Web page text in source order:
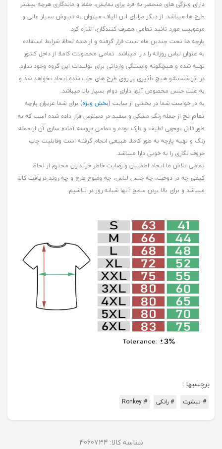
دارای ویژگی های منحصر به فرد برای نمایش، حفظ و ماندگاری هرچه بیشتر
طرح ها میباشد. از دیگر مزایای این الیاف میتوان به تنپوش بسیار عالی و
مرغوبیت مورد تائید تمامی مصرف کنندگان، اشاره کرد.
پارچه ها تحت چندین ماه تست قرار گرفته و از همه لحاظ شرایط استفاده
به عنوان لباس روزانه را دارا میباشد. تمامی محصولات کاملا از داخل کشور
تهیه شده و هیچگونه وابستگی وارداتی برای تولیدات این گروه وجود ندارد.
در اثر شستشو هیچ تٱثیری بر روی طرح های چاپ شده ایجاد نخواهد شد و
به علت جنس مخصوص آنها دارای دوام بسیار بالا میباشد.
به در خواست شما در بخشی از سایت (بخش ویژه) برای شما عزیزان پارچه
تمام نخ از جمله رنگ مشکی و سفید در دسترس قرار داده شده است که به
طور قابل توجهی لطیف و نازک بوده و تمامی پروسه آماده سازی آن از جمله
رنگ و تهیه پارچه به طور کاملا طبیعی انجام گرفته است وقابلیت چاپ
حروف نگاری را به خوبی دارا میباشد.
تمامی تلاش ما ایجاد اطمینان و رضایت خاطر خریداران محترم از لحاظ
کیفی چه در دوخت، چه جنس لباس، چه وضوح طرح و چه روند دریافت کالا
میباشد و برای بالا بردن سطح آنها شبانه روز در تلاشیم.
برچسبها :
# تیشرت # رانکی # Ronkey
شناسه کالا: 4060734